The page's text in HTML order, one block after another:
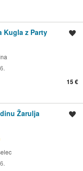
Kugla z Party
15 €
Žarulja